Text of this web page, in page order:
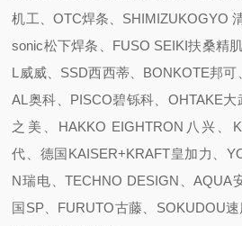
机工、OTC焊条、SHIMIZUKOGYO
sonic松下焊条、FUSO SEIKI扶桑精
L威威、SSD西西蒂、BONKOTE邦
AL奥科、PISCO碧铄科、OHTAKE
之美、HAKKO EIGHTRON八兴、
代、德国KAISER+KRAFT皇加力、
N瑞电、TECHNO DESIGN、AQUA
国SP、FURUTO古藤、SOKUDOU